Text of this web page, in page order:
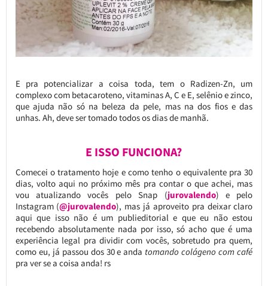
E pra potencializar a coisa toda, tem o Radizen-Zn, um
complexo com betacaroteno, vitaminas A, C e E, selênio e zinco,
que ajuda não só na beleza da pele, mas na dos fios e das
unhas. Ah, deve ser tomado todos os dias de manhã.
E ISSO FUNCIONA?
Comecei o tratamento hoje e como tenho o equivalente pra 30
dias, volto aqui no próximo mês pra contar o que achei, mas
vou atualizando vocês pelo Snap (jurovalendo) e pelo
Instagram (@jurovalendo), mas já aproveito pra deixar claro
aqui que isso não é um publieditorial e que eu não estou
recebendo absolutamente nada por isso, só acho que é uma
experiência legal pra dividir com vocês, sobretudo pra quem,
como eu, já passou dos 30 e anda tomando colágeno com café
pra ver se a coisa anda! rs